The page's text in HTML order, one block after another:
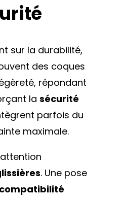
sur la durabilité,
des coques
répondant
la sécurité
parfois du
maximale.
. Une pose
compatibilité